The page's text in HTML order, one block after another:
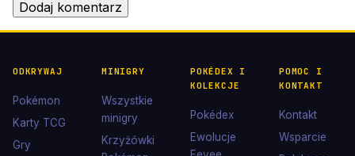
ODKRYWAJ
Pokémon
Karty TCG
Gry
MINIGRY
Wszystkie
minigry
Krzyżówki
POKÉDEX I
KOLEKCJE
Pokédex
Ewolucje
POMOC I
KONTAKT
Kontakt
Wsparcie